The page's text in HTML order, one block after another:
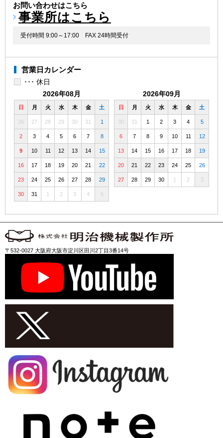
お問い合わせはこちら
事業所はこちら
受付時間 9:00～17:00 FAX 24時間受付
営業日カレンダー
･･･ 休日
2026年08月
日 月 火 水 木 金 土
26 27 28 29 30 31 1
2 3 4 5 6 7 8
9 10 11 12 13 14 15
16 17 18 19 20 21 22
23 24 25 26 27 28 29
30 31 1 2 3 4 5
2026年09月
日 月 火 水 木 金 土
30 31 1 2 3 4 5
6 7 8 9 10 11 12
13 14 15 16 17 18 19
20 21 22 23 24 25 26
27 28 29 30 1 2 3
〒532-0027 大阪府大阪市淀川区田川2丁目3番14号